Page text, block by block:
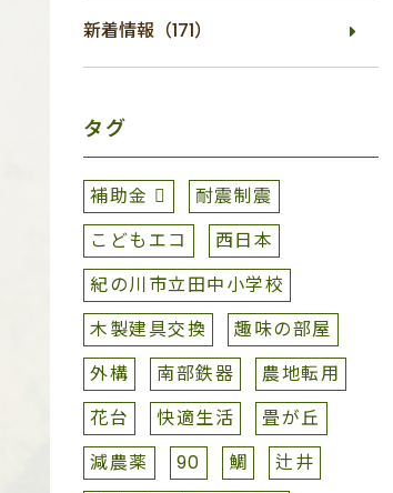
新着情報（171）
タグ
補助金 
耐震制震
こどもエコ
西日本
紀の川市立田中小学校
木製建具交換
趣味の部屋
外構
南部鉄器
農地転用
花台
快適生活
畳が丘
減農薬
90 鯛
辻井